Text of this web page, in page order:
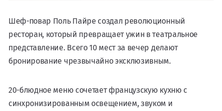
Шеф-повар Поль Пайре создал революционный
ресторан, который превращает ужин в театральное
представление. Всего 10 мест за вечер делают
бронирование чрезвычайно эксклюзивным.
20-блюдное меню сочетает французскую кухню с
синхронизированным освещением, звуком и